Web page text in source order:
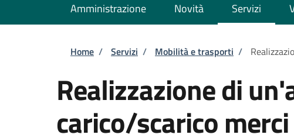
Amministrazione Novità Servizi
Briciole di pane
Home / Servizi / Mobilità e trasporti /
Realizzazione di
carico/scarico